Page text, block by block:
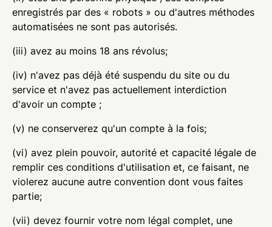
enregistrés par des « robots » ou d'autres méthodes
automatisées ne sont pas autorisés.
(iii) avez au moins 18 ans révolus;
(iv) n'avez pas déjà été suspendu du site ou du
service et n'avez pas actuellement interdiction
d'avoir un compte ;
(v) ne conserverez qu'un compte à la fois;
(vi) avez plein pouvoir, autorité et capacité légale de
remplir ces conditions d'utilisation et, ce faisant, ne
violerez aucune autre convention dont vous faites
partie;
(vii) devez fournir votre nom légal complet, une